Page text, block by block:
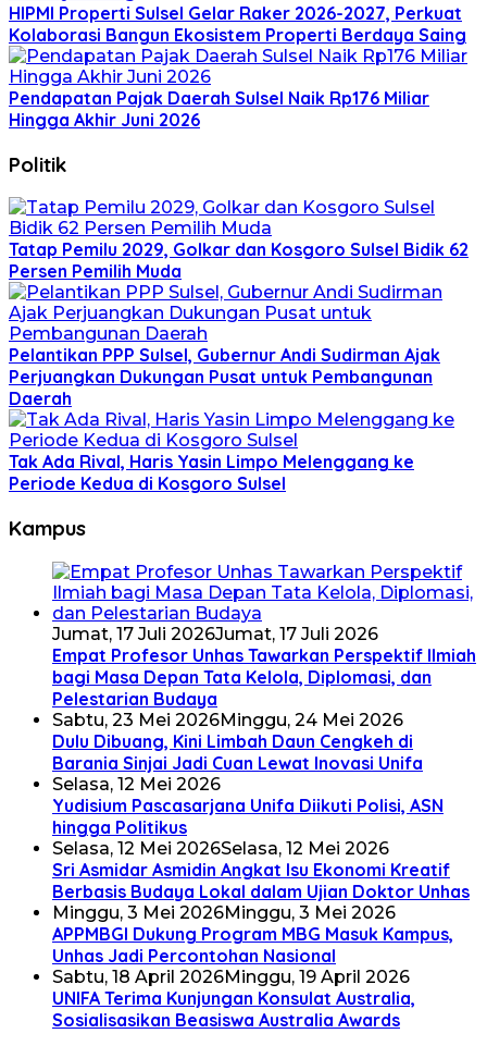
HIPMI Properti Sulsel Gelar Raker 2026-2027, Perkuat
Kolaborasi Bangun Ekosistem Properti Berdaya Saing
Pendapatan Pajak Daerah Sulsel Naik Rp176 Miliar
Hingga Akhir Juni 2026
Politik
Tatap Pemilu 2029, Golkar dan Kosgoro Sulsel Bidik 62
Persen Pemilih Muda
Pelantikan PPP Sulsel, Gubernur Andi Sudirman Ajak
Perjuangkan Dukungan Pusat untuk Pembangunan
Daerah
Tak Ada Rival, Haris Yasin Limpo Melenggang ke
Periode Kedua di Kosgoro Sulsel
Kampus
Jumat, 17 Juli 2026Jumat, 17 Juli 2026
Empat Profesor Unhas Tawarkan Perspektif Ilmiah
bagi Masa Depan Tata Kelola, Diplomasi, dan
Pelestarian Budaya
Sabtu, 23 Mei 2026Minggu, 24 Mei 2026
Dulu Dibuang, Kini Limbah Daun Cengkeh di
Barania Sinjai Jadi Cuan Lewat Inovasi Unifa
Selasa, 12 Mei 2026
Yudisium Pascasarjana Unifa Diikuti Polisi, ASN
hingga Politikus
Selasa, 12 Mei 2026Selasa, 12 Mei 2026
Sri Asmidar Asmidin Angkat Isu Ekonomi Kreatif
Berbasis Budaya Lokal dalam Ujian Doktor Unhas
Minggu, 3 Mei 2026Minggu, 3 Mei 2026
APPMBGI Dukung Program MBG Masuk Kampus,
Unhas Jadi Percontohan Nasional
Sabtu, 18 April 2026Minggu, 19 April 2026
UNIFA Terima Kunjungan Konsulat Australia,
Sosialisasikan Beasiswa Australia Awards